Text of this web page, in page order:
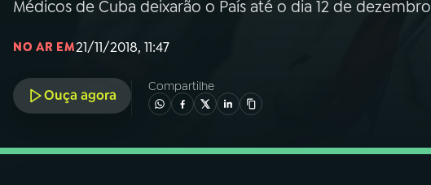
04PROGRAMAS
Médicos de Cuba deixarão o País até o dia 12 de dezembro
NO AR EM21/11/2018, 11:47
Ouça agora
Compartilhe